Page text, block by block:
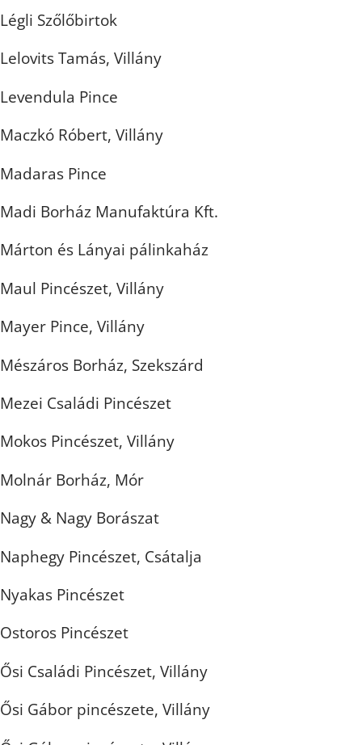
Légli Szőlőbirtok
Lelovits Tamás, Villány
Levendula Pince
Maczkó Róbert, Villány
Madaras Pince
Madi Borház Manufaktúra Kft.
Márton és Lányai pálinkaház
Maul Pincészet, Villány
Mayer Pince, Villány
Mészáros Borház, Szekszárd
Mezei Családi Pincészet
Mokos Pincészet, Villány
Molnár Borház, Mór
Nagy & Nagy Borászat
Naphegy Pincészet, Csátalja
Nyakas Pincészet
Ostoros Pincészet
Ősi Családi Pincészet, Villány
Ősi Gábor pincészete, Villány